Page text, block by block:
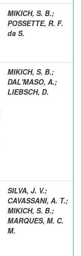
MIKICH, S. B.;
POSSETTE, R. F.
da S.
MIKICH, S. B.;
DAL'MASO, A.;
LIEBSCH, D.
SILVA, J. V.;
CAVASSANI, A. T.;
MIKICH, S. B.;
MARQUES, M. C.
M.